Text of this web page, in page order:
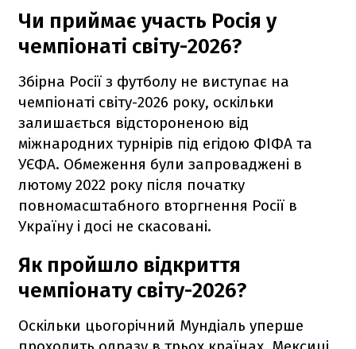
Чи приймає участь Росія у
чемпіонаті світу-2026?
Збірна Росії з футболу не виступає на
чемпіонаті світу-2026 року, оскільки
залишається відстороненою від
міжнародних турнірів під егідою ФІФА та
УЄФА. Обмеження були запроваджені в
лютому 2022 року після початку
повномасштабного вторгнення Росії в
Україну і досі не скасовані.
Як пройшло відкриття
чемпіонату світу-2026?
Оскільки цьогорічний Мундіаль уперше